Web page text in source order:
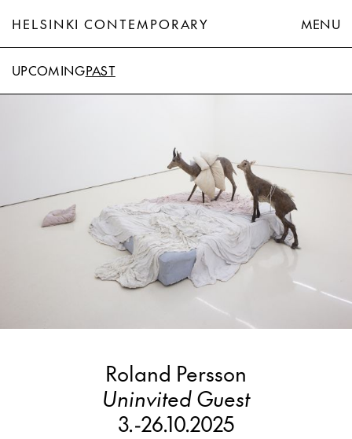
HELSINKI CONTEMPORARY MENU
UPCOMINGPAST
Roland Persson
Uninvited Guest
3.-26.10.2025